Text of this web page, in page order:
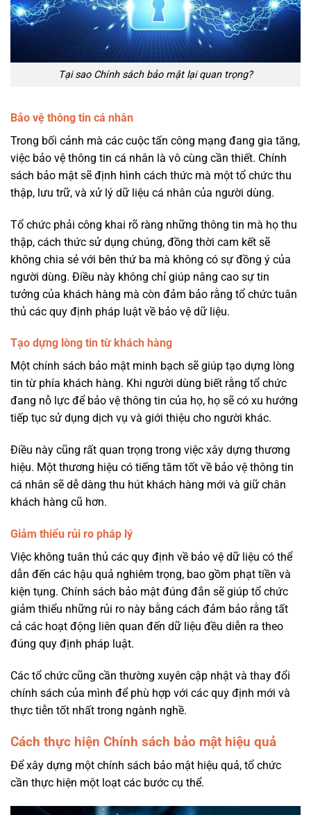
Tại sao Chính sách bảo mật lại quan trọng?
Bảo vệ thông tin cá nhân
Trong bối cảnh mà các cuộc tấn công mạng đang gia tăng,
việc bảo vệ thông tin cá nhân là vô cùng cần thiết. Chính
sách bảo mật sẽ định hình cách thức mà một tổ chức thu
thập, lưu trữ, và xử lý dữ liệu cá nhân của người dùng.
Tổ chức phải công khai rõ ràng những thông tin mà họ thu
thập, cách thức sử dụng chúng, đồng thời cam kết sẽ
không chia sẻ với bên thứ ba mà không có sự đồng ý của
người dùng. Điều này không chỉ giúp nâng cao sự tin
tưởng của khách hàng mà còn đảm bảo rằng tổ chức tuân
thủ các quy định pháp luật về bảo vệ dữ liệu.
Tạo dựng lòng tin từ khách hàng
Một chính sách bảo mật minh bạch sẽ giúp tạo dựng lòng
tin từ phía khách hàng. Khi người dùng biết rằng tổ chức
đang nỗ lực để bảo vệ thông tin của họ, họ sẽ có xu hướng
tiếp tục sử dụng dịch vụ và giới thiệu cho người khác.
Điều này cũng rất quan trọng trong việc xây dựng thương
hiệu. Một thương hiệu có tiếng tăm tốt về bảo vệ thông tin
cá nhân sẽ dễ dàng thu hút khách hàng mới và giữ chân
khách hàng cũ hơn.
Giảm thiểu rủi ro pháp lý
Việc không tuân thủ các quy định về bảo vệ dữ liệu có thể
dẫn đến các hậu quả nghiêm trọng, bao gồm phạt tiền và
kiện tụng. Chính sách bảo mật đúng đắn sẽ giúp tổ chức
giảm thiểu những rủi ro này bằng cách đảm bảo rằng tất
cả các hoạt động liên quan đến dữ liệu đều diễn ra theo
đúng quy định pháp luật.
Các tổ chức cũng cần thường xuyên cập nhật và thay đổi
chính sách của mình để phù hợp với các quy định mới và
thực tiễn tốt nhất trong ngành nghề.
Cách thực hiện Chính sách bảo mật hiệu quả
Để xây dựng một chính sách bảo mật hiệu quả, tổ chức
cần thực hiện một loạt các bước cụ thể.